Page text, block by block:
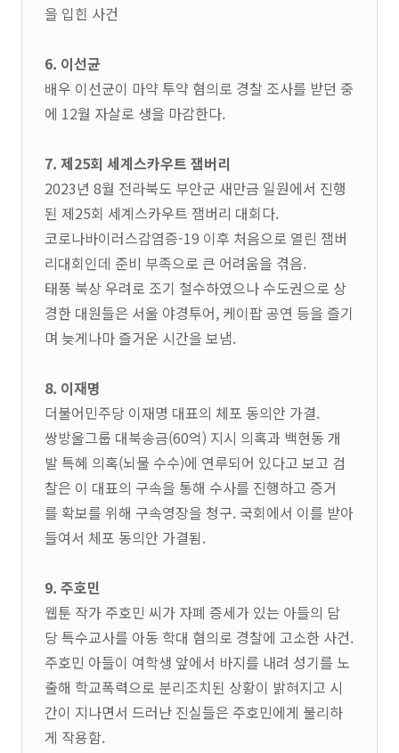
을 입힌 사건
6. 이선균
배우 이선균이 마약 투약 혐의로 경찰 조사를 받던 중
에 12월 자살로 생을 마감한다.
7. 제25회 세계스카우트 잼버리
2023년 8월 전라북도 부안군 새만금 일원에서 진행
된 제25회 세계스카우트 잼버리 대회다.
코로나바이러스감염증-19 이후 처음으로 열린 잼버
리대회인데 준비 부족으로 큰 어려움을 겪음.
태풍 북상 우려로 조기 철수하였으나 수도권으로 상
경한 대원들은 서울 야경투어, 케이팝 공연 등을 즐기
며 늦게나마 즐거운 시간을 보냄.
8. 이재명
더불어민주당 이재명 대표의 체포 동의안 가결.
쌍방울그룹 대북송금(60억) 지시 의혹과 백현동 개
발 특혜 의혹(뇌물 수수)에 연루되어 있다고 보고 검
찰은 이 대표의 구속을 통해 수사를 진행하고 증거
를 확보를 위해 구속영장을 청구. 국회에서 이를 받아
들여서 체포 동의안 가결됨.
9. 주호민
웹툰 작가 주호민 씨가 자폐 증세가 있는 아들의 담
당 특수교사를 아동 학대 혐의로 경찰에 고소한 사건.
주호민 아들이 여학생 앞에서 바지를 내려 성기를 노
출해 학교폭력으로 분리조치된 상황이 밝혀지고 시
간이 지나면서 드러난 진실들은 주호민에게 불리하
게 작용함.